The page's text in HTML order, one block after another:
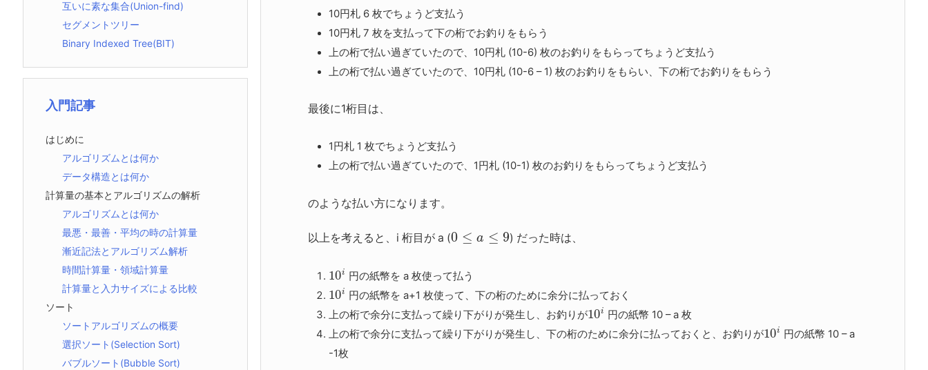
10円札 6 枚でちょうど支払う
10円札 7 枚を支払って下の桁でお釣りをもらう
上の桁で払い過ぎていたので、10円札 (10-6) 枚のお釣りをもらってちょうど支払う
上の桁で払い過ぎていたので、10円札 (10-6 – 1) 枚のお釣りをもらい、下の桁でお釣りをもらう
最後に1桁目は、
1円札 1 枚でちょうど支払う
上の桁で払い過ぎていたので、1円札 (10-1) 枚のお釣りをもらってちょうど支払う
のような払い方になります。
以上を考えると、i 桁目が a (0 ≤ a ≤ 9) だった時は、
10i 円の紙幣を a 枚使って払う
10i 円の紙幣を a+1 枚使って、下の桁のために余分に払っておく
上の桁で余分に支払って繰り下がりが発生し、お釣りが10i 円の紙幣 10 – a 枚
上の桁で余分に支払って繰り下がりが発生し、下の桁のために余分に払っておくと、お釣りが10i 円の紙幣 10 – a
-1枚
互いに素な集合(Union-find)
セグメントツリー
Binary Indexed Tree(BIT)
入門記事
はじめに
アルゴリズムとは何か
データ構造とは何か
計算量の基本とアルゴリズムの解析
アルゴリズムとは何か
最悪・最善・平均の時の計算量
漸近記法とアルゴリズム解析
時間計算量・領域計算量
計算量と入力サイズによる比較
ソート
ソートアルゴリズムの概要
選択ソート(Selection Sort)
バブルソート(Bubble Sort)